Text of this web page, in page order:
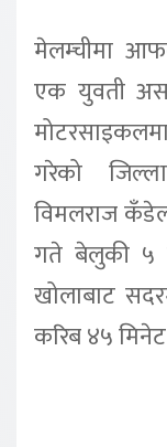
मेलम्चीमा
एक युवती
गरेको
विमलराज
गते बेलुकी ५
खोलाबाट
करिब ४५ मिनेट